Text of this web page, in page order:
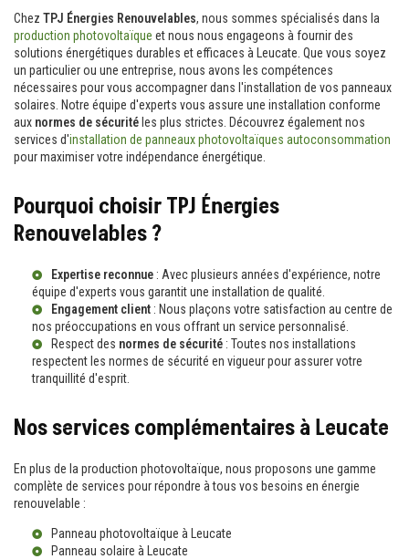
Chez TPJ Énergies Renouvelables, nous sommes spécialisés dans la
production photovoltaïque et nous nous engageons à fournir des
solutions énergétiques durables et efficaces à Leucate. Que vous soyez
un particulier ou une entreprise, nous avons les compétences
nécessaires pour vous accompagner dans l'installation de vos panneaux
solaires. Notre équipe d'experts vous assure une installation conforme
aux normes de sécurité les plus strictes. Découvrez également nos
services d'installation de panneaux photovoltaïques autoconsommation
pour maximiser votre indépendance énergétique.
Pourquoi choisir TPJ Énergies
Renouvelables ?
Expertise reconnue : Avec plusieurs années d'expérience, notre
équipe d'experts vous garantit une installation de qualité.
Engagement client : Nous plaçons votre satisfaction au centre de
nos préoccupations en vous offrant un service personnalisé.
Respect des normes de sécurité : Toutes nos installations
respectent les normes de sécurité en vigueur pour assurer votre
tranquillité d'esprit.
Nos services complémentaires à Leucate
En plus de la production photovoltaïque, nous proposons une gamme
complète de services pour répondre à tous vos besoins en énergie
renouvelable :
Panneau photovoltaïque à Leucate
Panneau solaire à Leucate